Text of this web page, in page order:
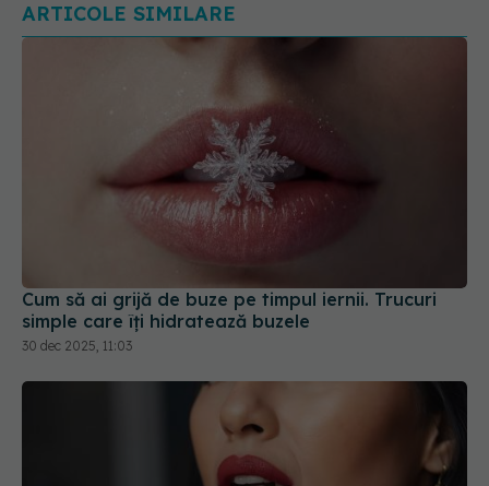
ARTICOLE SIMILARE
Cum să ai grijă de buze pe timpul iernii. Trucuri
simple care îți hidratează buzele
30 dec 2025, 11:03